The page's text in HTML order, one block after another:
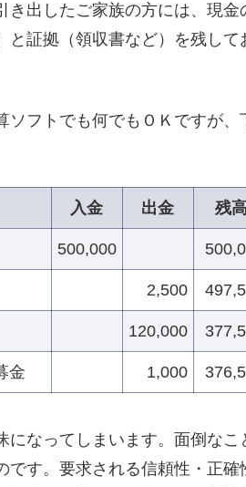
出したご家族の方には、現
証拠（領収書など）を残して
フトでも何でもＯＫですが
入金 出金 残
500,000
2,500
120,000
金 1,000
なってしまいます。面倒な
す。要求される信頼性・正確